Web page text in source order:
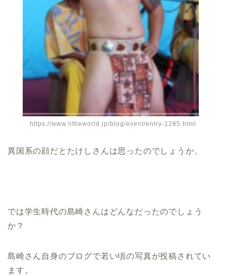
https://www.littleworld.jp/blog/event/entry-1285.html
異国系の顔だとたけしさんは思ったのでしょうか。
では学生時代の島崎さんはどんなだったのでしょう
か？
島崎さん自身のブログで若い頃の写真が投稿されてい
ます。